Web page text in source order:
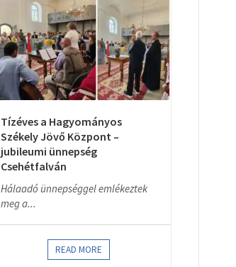
Tízéves a Hagyományos
Székely Jövő Központ –
jubileumi ünnepség
Csehétfalván
Hálaadó ünnepséggel emlékeztek
meg a...
READ MORE